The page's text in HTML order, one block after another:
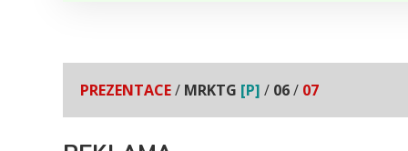
PREZENTACE/ MRKTG [P] / 06/ 07